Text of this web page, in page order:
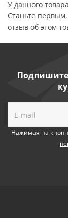
У данного
Станьте первым,
отзыв об этом
Нажимая на